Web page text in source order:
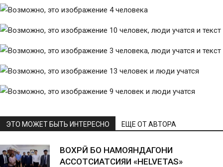
ЭТО МОЖЕТ БЫТЬ ИНТЕРЕСНО ЕЩЕ ОТ АВТОРА
ВОХӮРӢ БО НАМОЯНДАГОНИ
АССОТСИАТСИЯИ «HELVETAS»